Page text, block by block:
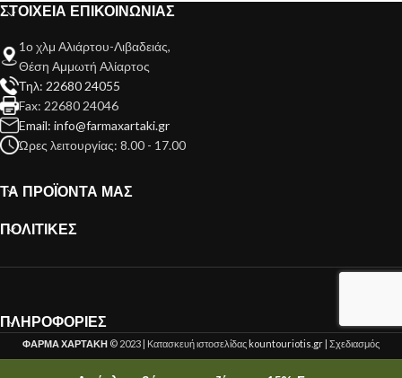
ΣΤΟΙΧΕΙΑ ΕΠΙΚΟΙΝΩΝΙΑΣ
1ο χλμ Αλιάρτου-Λιβαδειάς,
Θέση Αμμωτή Αλίαρτος
Τηλ: 22680 24055
Fax: 22680 24046
Email: info@farmaxartaki.gr
Ώρες λειτουργίας: 8.00 - 17.00
ΤΑ ΠΡΟΪΟΝΤΑ ΜΑΣ
ΠΟΛΙΤΙΚΕΣ
ΠΛΗΡΟΦΟΡΙΕΣ
ΦΑΡΜΑ ΧΑΡΤΑΚΗ © 2023 | Κατασκευή ιστοσελίδαςkountouriotis.gr | Σχεδιασμός
kountouriotis.gr